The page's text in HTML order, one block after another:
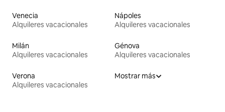
Venecia
Alquileres vacacionales
Nápoles
Alquileres vacacionales
Milán
Alquileres vacacionales
Génova
Alquileres vacacionales
Verona
Alquileres vacacionales
Mostrar más